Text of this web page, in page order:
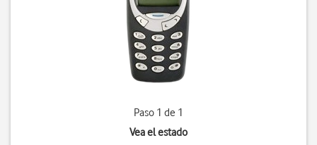
Paso 1 de 1
Vea el estado